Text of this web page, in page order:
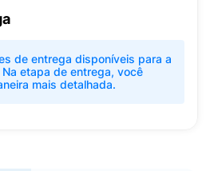
de entrega disponíveis para a
etapa de entrega, você
mais detalhada.